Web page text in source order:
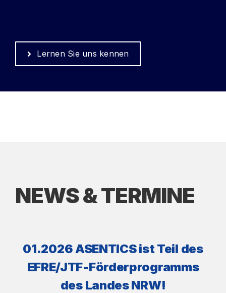
Lernen Sie uns kennen
NEWS & TERMINE
01.2026 ASENTICS ist Teil des
EFRE/JTF-Förderprogramms
des Landes NRW!